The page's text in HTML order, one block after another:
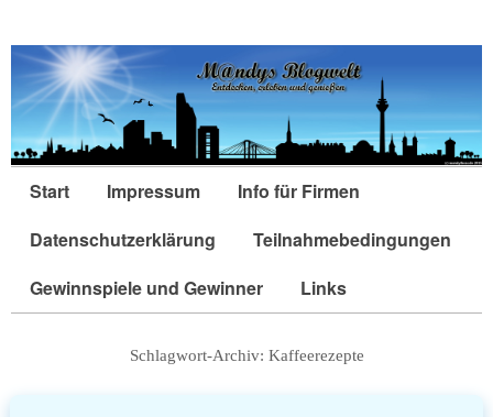
Start Impressum
Info für Firmen
Datenschutzerklärung
Teilnahmebedingungen
Gewinnspiele und Gewinner
Links
Schlagwort-Archiv: Kaffeerezepte